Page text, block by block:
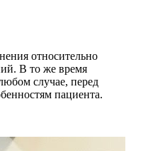
относительно
В то же время
случае, перед
пациента.